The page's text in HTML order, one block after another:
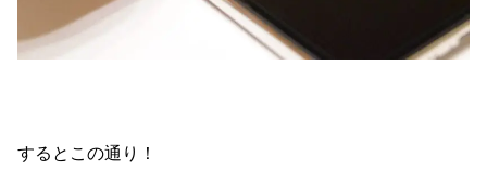
するとこの通り！